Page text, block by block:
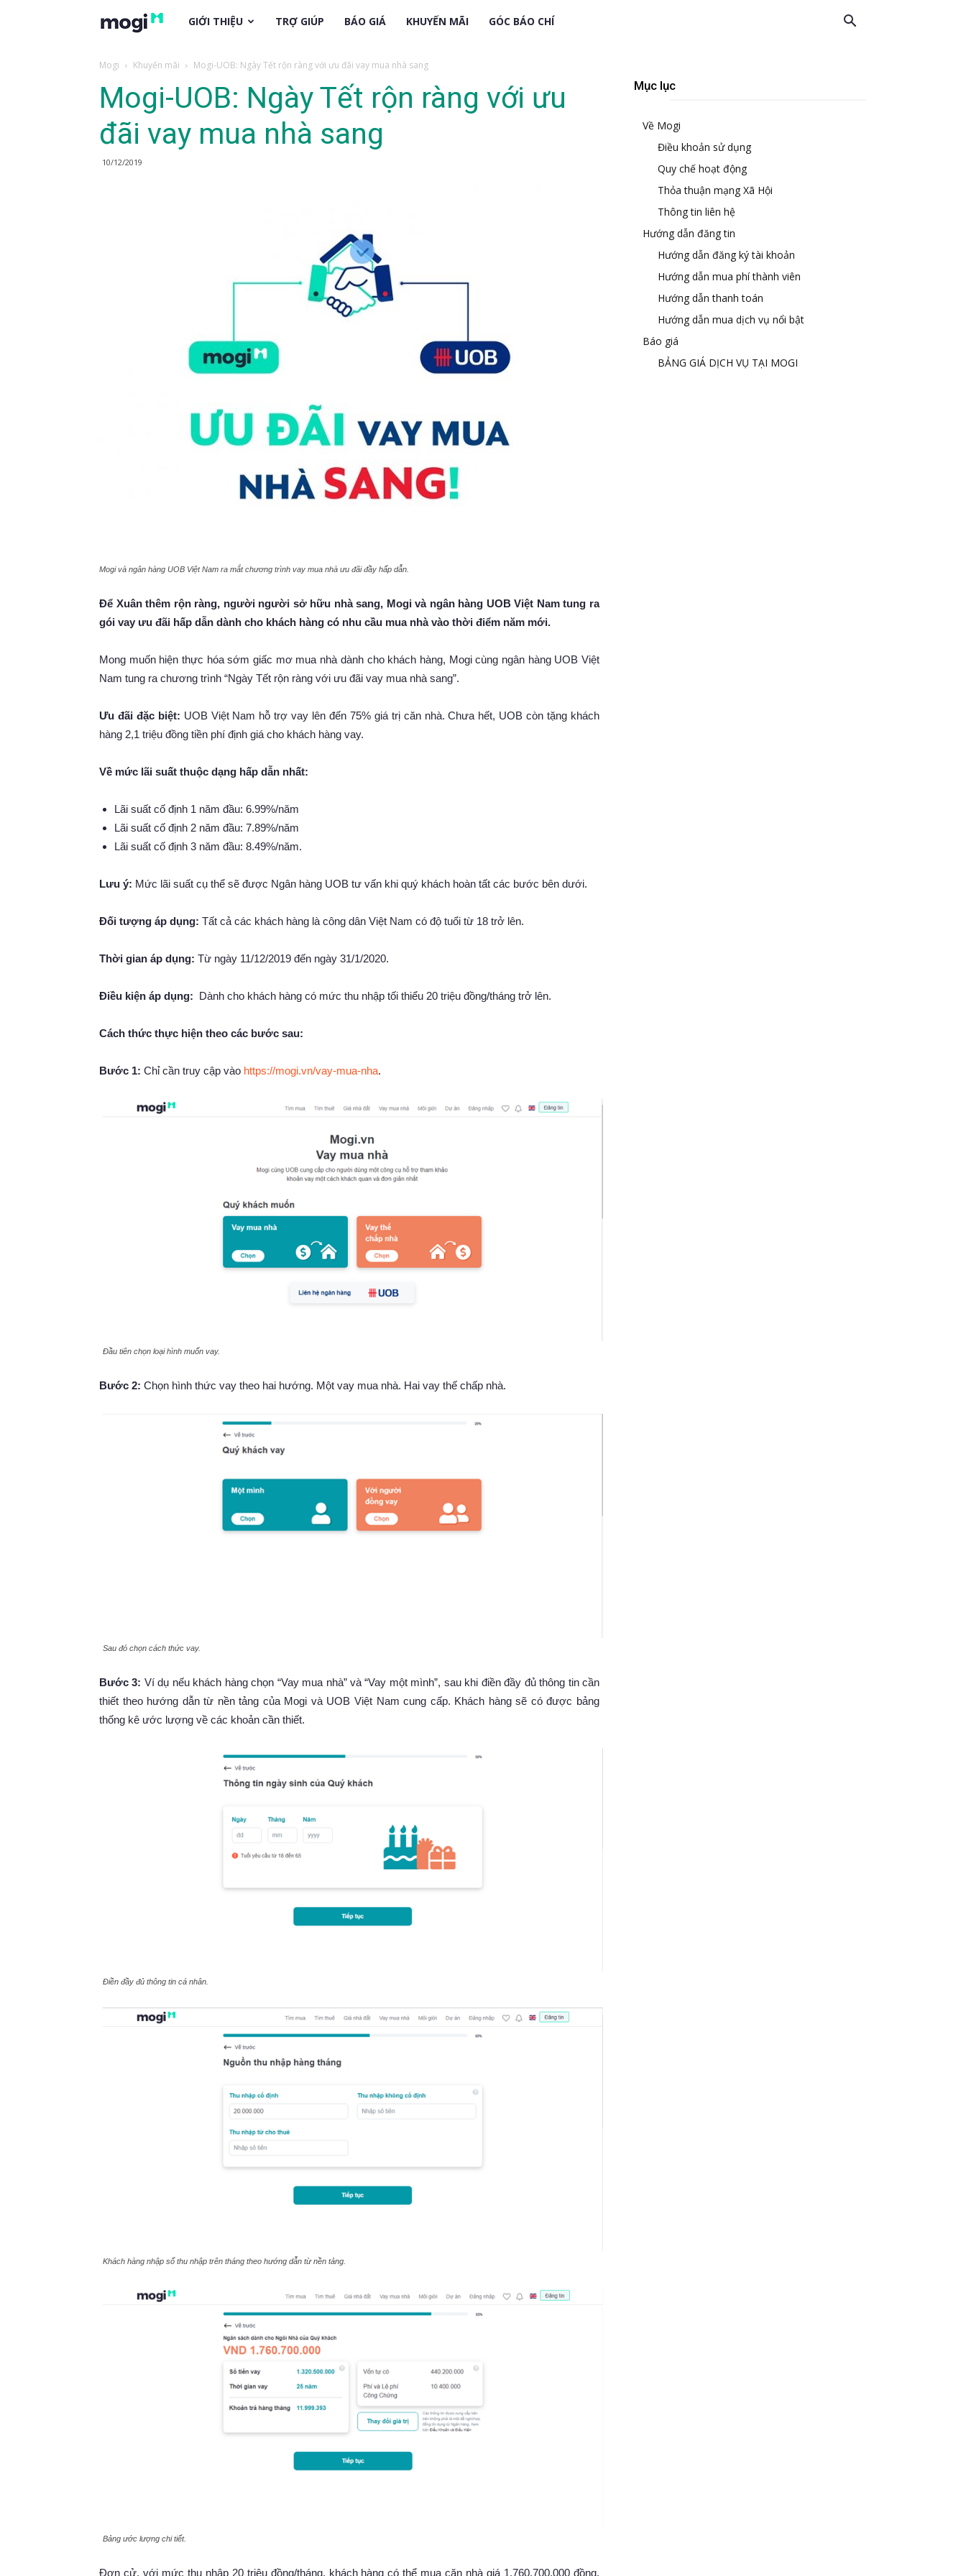
trogiup.mogi.vn
GIỚI THIỆU TRỢ GIÚP BÁO GIÁ KHUYẾN MÃI GÓC BÁO CHÍ
Mogi Khuyến mãi Mogi-UOB: Ngày Tết rộn ràng với ưu đãi vay mua nhà sang
Mogi-UOB: Ngày Tết rộn ràng với ưu
đãi vay mua nhà sang
10/12/2019
Mogi và ngân hàng UOB Việt Nam ra mắt chương trình vay mua nhà ưu đãi đầy hấp dẫn.
Để Xuân thêm rộn ràng, người người sở hữu nhà sang, Mogi và ngân hàng UOB Việt Nam tung ra
gói vay ưu đãi hấp dẫn dành cho khách hàng có nhu cầu mua nhà vào thời điểm năm mới.
Mong muốn hiện thực hóa sớm giấc mơ mua nhà dành cho khách hàng, Mogi cùng ngân hàng UOB Việt
Nam tung ra chương trình “Ngày Tết rộn ràng với ưu đãi vay mua nhà sang”.
Ưu đãi đặc biệt: UOB Việt Nam hỗ trợ vay lên đến 75% giá trị căn nhà. Chưa hết, UOB còn tặng khách
hàng 2,1 triệu đồng tiền phí định giá cho khách hàng vay.
Về mức lãi suất thuộc dạng hấp dẫn nhất:
Lãi suất cố định 1 năm đầu: 6.99%/năm
Lãi suất cố định 2 năm đầu: 7.89%/năm
Lãi suất cố định 3 năm đầu: 8.49%/năm.
Lưu ý: Mức lãi suất cụ thể sẽ được Ngân hàng UOB tư vấn khi quý khách hoàn tất các bước bên dưới.
Đối tượng áp dụng: Tất cả các khách hàng là công dân Việt Nam có độ tuổi từ 18 trở lên.
Thời gian áp dụng: Từ ngày 11/12/2019 đến ngày 31/1/2020.
Điều kiện áp dụng: Dành cho khách hàng có mức thu nhập tối thiểu 20 triệu đồng/tháng trở lên.
Cách thức thực hiện theo các bước sau:
Bước 1: Chỉ cần truy cập vào https://mogi.vn/vay-mua-nha.
Đầu tiên chọn loại hình muốn vay.
Bước 2: Chọn hình thức vay theo hai hướng. Một vay mua nhà. Hai vay thế chấp nhà.
Sau đó chọn cách thức vay.
Bước 3: Ví dụ nếu khách hàng chọn “Vay mua nhà” và “Vay một mình”, sau khi điền đầy đủ thông tin cần
thiết theo hướng dẫn từ nền tảng của Mogi và UOB Việt Nam cung cấp. Khách hàng sẽ có được bảng
thống kê ước lượng về các khoản cần thiết.
Điền đầy đủ thông tin cá nhân.
Khách hàng nhập số thu nhập trên tháng theo hướng dẫn từ nền tảng.
Bảng ước lượng chi tiết.
Đơn cử, với mức thu nhập 20 triệu đồng/tháng, khách hàng có thể mua căn nhà giá 1.760.700.000 đồng.
Mục lục
Về Mogi
Điều khoản sử dụng
Quy chế hoạt động
Thỏa thuận mạng Xã Hội
Thông tin liên hệ
Hướng dẫn đăng tin
Hướng dẫn đăng ký tài khoản
Hướng dẫn mua phí thành viên
Hướng dẫn thanh toán
Hướng dẫn mua dịch vụ nổi bật
Báo giá
BẢNG GIÁ DỊCH VỤ TẠI MOGI